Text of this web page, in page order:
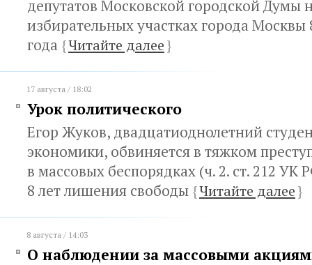
депутатов Московской городской Думы
избирательных участках города Москвы
года {Читайте далее}
17 августа / 18:02
Урок политического
Егор Жуков, двадцатиоднолетний
экономики, обвиняется в тяжком
в массовых беспорядках (ч. 2. ст. 212 УК
8 лет лишения свободы {Читайте далее}
8 августа / 14:03
О наблюдении за массовыми